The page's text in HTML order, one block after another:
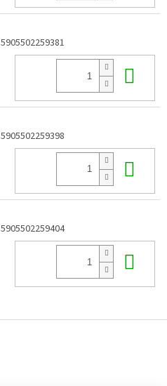
5905502259381
5905502259398
5905502259404